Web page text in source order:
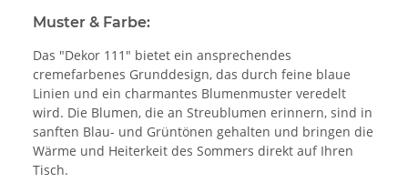
Muster & Farbe:
Das "Dekor 111" bietet ein ansprechendes
cremefarbenes Grunddesign, das durch feine blaue
Linien und ein charmantes Blumenmuster veredelt
wird. Die Blumen, die an Streublumen erinnern, sind in
sanften Blau- und Grüntönen gehalten und bringen die
Wärme und Heiterkeit des Sommers direkt auf Ihren
Tisch.